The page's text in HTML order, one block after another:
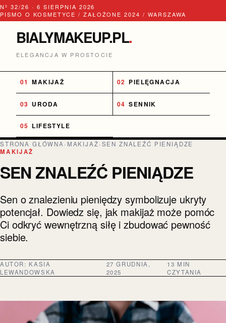
Nº 32/26 · 6 SIERPNIA 2026
PISMO O KOSMETYCE / ZAŁOŻONE 2024 / WARSZAWA
BIALYMAKEUP.PL.
ELEGANCJA W PROSTOCIE
MAKIJAŻ PIELĘGNACJA
URODA SENNIK
LIFESTYLE
STRONA GŁÓWNA› MAKIJAŻ›SEN ZNALEŹĆ PIENIĄDZE
MAKIJAŻ
SEN ZNALEŹĆ PIENIĄDZE
Sen o znalezieniu pieniędzy symbolizuje ukryty
potencjał. Dowiedz się, jak makijaż może pomóc
Ci odkryć wewnętrzną siłę i zbudować pewność
siebie.
AUTOR: KASIA
LEWANDOWSKA
27 GRUDNIA,
2025
13 MIN
CZYTANIA